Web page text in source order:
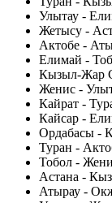
Улытау -
Жетысу -
Актобе -
Елимай -
Кызыл-Жар
Женис -
Кайрат -
Кайсар -
Ордабасы -
Туран -
Тобол -
Астана -
Атырау -